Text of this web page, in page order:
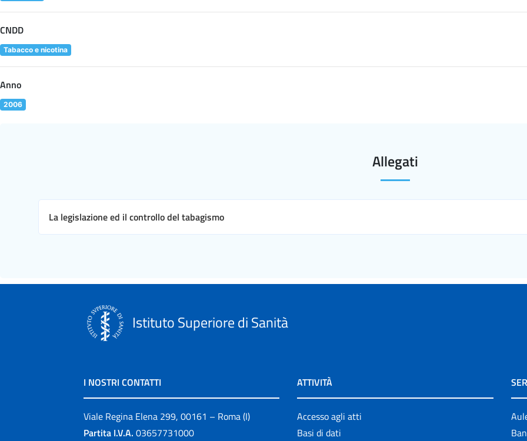
CNDD
Tabacco e nicotina
Anno
2006
Allegati
La legislazione ed il controllo del tabagismo
Istituto Superiore di Sanità
I NOSTRI CONTATTI
Viale Regina Elena 299, 00161 – Roma (I)
Partita I.V.A. 03657731000
ATTIVITÀ
Accesso agli atti
Basi di dati